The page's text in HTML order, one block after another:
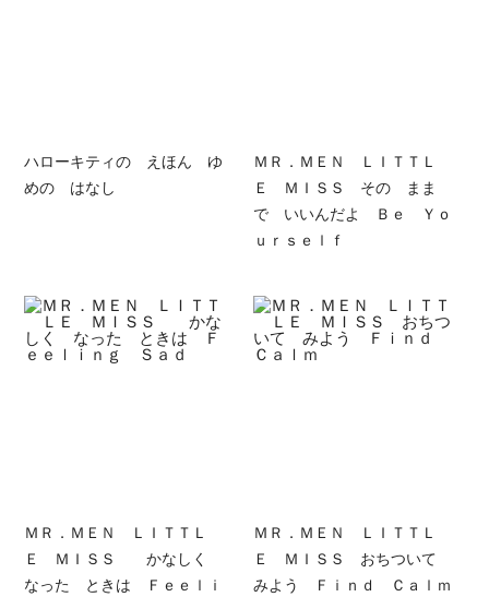
ハローキティの えほん ゆ
めの はなし
ＭＲ．ＭＥＮ ＬＩＴＴＬ
Ｅ ＭＩＳＳ その まま
で いいんだよ Ｂｅ Ｙｏ
ｕｒｓｅｌｆ
ＭＲ．ＭＥＮ ＬＩＴＴＬ
Ｅ ＭＩＳＳ かなしく
なった ときは Ｆｅｅｌｉ
ＭＲ．ＭＥＮ ＬＩＴＴＬ
Ｅ ＭＩＳＳ おちついて
みよう Ｆｉｎｄ Ｃａｌｍ